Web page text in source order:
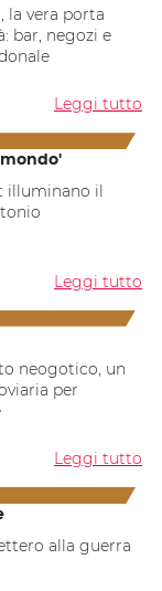
la vera porta
bar, negozi e
Leggi tutto
illuminano il
Leggi tutto
neogotico, un
per
Leggi tutto
alla guerra